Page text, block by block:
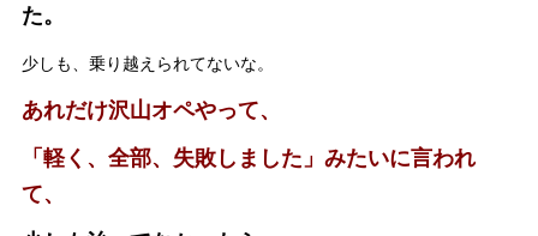
た。
少しも、乗り越えられてないな。
あれだけ沢山オペやって、
「 軽く、全部、失敗しました」みたいに言われ
て、